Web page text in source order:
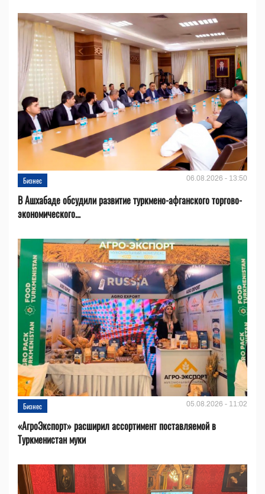
Бизнес 06.08.2026 - 13:50
В Ашхабаде обсудили развитие туркмено-афганского торгово-
экономического...
Бизнес 05.08.2026 - 11:02
«АгроЭкспорт» расширил ассортимент поставляемой в
Туркменистан муки